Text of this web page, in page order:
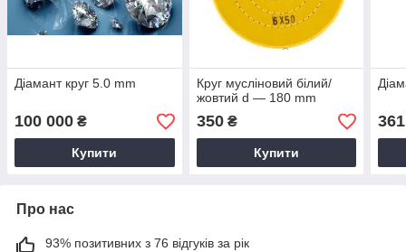
Діамант круг 5.0 mm
100 000 ₴
Купити
Круг мусліновий білий/
жовтий d — 180 mm
350₴
Купити
361
Про нас
93% позитивних з 76 відгуків за рік